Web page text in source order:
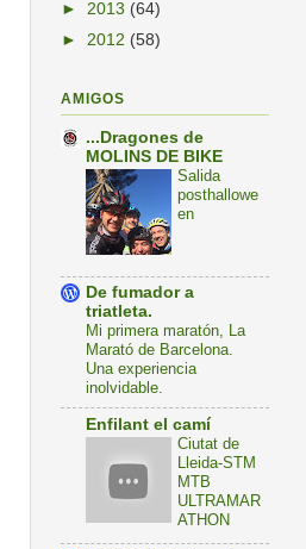
► 2013 (64)
► 2012 (58)
AMIGOS
...Dragones de
MOLINS DE BIKE
Salida
posthallowe
en
De fumador a
triatleta.
Mi primera maratón, La
Marató de Barcelona.
Una experiencia
inolvidable.
Enfilant el camí
Ciutat de
Lleida-STM
MTB
ULTRAMAR
ATHON